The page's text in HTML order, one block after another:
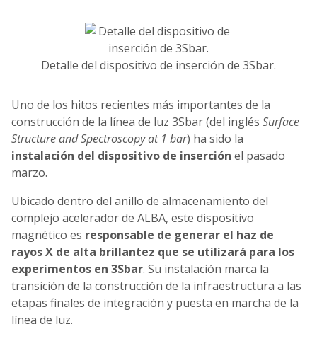
Detalle del dispositivo de inserción de 3Sbar.
Uno de los hitos recientes más importantes de la
construcción de la línea de luz 3Sbar (del inglés Surface
Structure and Spectroscopy at 1 bar) ha sido la
instalación del dispositivo de inserción el pasado
marzo.
Ubicado dentro del anillo de almacenamiento del
complejo acelerador de ALBA, este dispositivo
magnético es responsable de generar el haz de
rayos X de alta brillantez que se utilizará para los
experimentos en 3Sbar. Su instalación marca la
transición de la construcción de la infraestructura a las
etapas finales de integración y puesta en marcha de la
línea de luz.